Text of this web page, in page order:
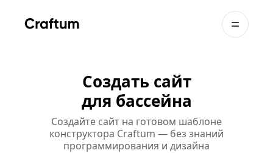
Создать сайт
для бассейна
Создайте сайт на готовом шаблоне
конструктора Craftum — без знаний
программирования и дизайна